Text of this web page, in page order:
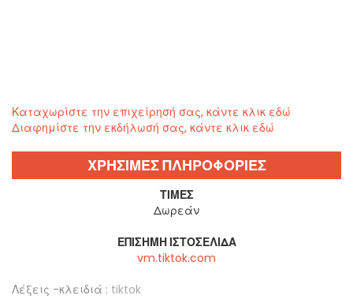
Καταχωρίστε την επιχείρησή σας, κάντε κλικ εδώ
Διαφημίστε την εκδήλωσή σας, κάντε κλικ εδώ
ΧΡΗΣΙΜΕΣ ΠΛΗΡΟΦΟΡΙΕΣ
ΤΙΜΈΣ
Δωρεάν
ΕΠΊΣΗΜΗ ΙΣΤΟΣΕΛΊΔΑ
vm.tiktok.com
Λέξεις -κλειδιά : tiktok